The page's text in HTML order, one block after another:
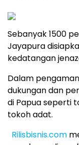
Sebanyak 1500
Jayapura
kedatangan
Dalam
dukungan dan
di Papua seperti
tokoh adat.
Rilisbisnis.com